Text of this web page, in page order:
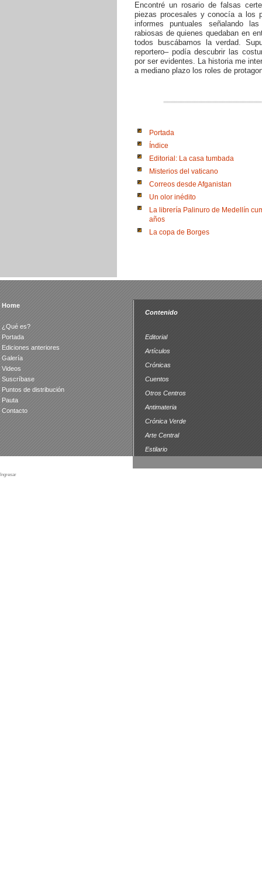
Encontré un rosario de falsas
piezas procesales y conocía a los
informes puntuales señalando
rabiosas de quienes quedaban en
todos buscábamos la verdad.
reportero– podía descubrir las
por ser evidentes. La historia me
a mediano plazo los roles de
Portada
Índice
Editorial: La casa tumbada
Misterios del vaticano
Correos desde Afganistan
Un olor inédito
La librería Palinuro de Medellín
años
La copa de Borges
Home
¿Qué es?
Portada
Ediciones anteriores
Galería
Videos
Suscríbase
Puntos de distribución
Pauta
Contacto
Contenido
Editorial
Artículos
Crónicas
Cuentos
Otros Centros
Antimateria
Crónica Verde
Arte Central
Estilario
Ingresar